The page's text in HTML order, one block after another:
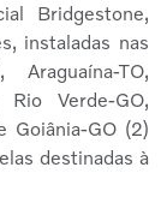
Bridgestone,
instaladas nas
Araguaína-TO,
Rio Verde-GO,
Goiânia-GO (2)
destinadas à